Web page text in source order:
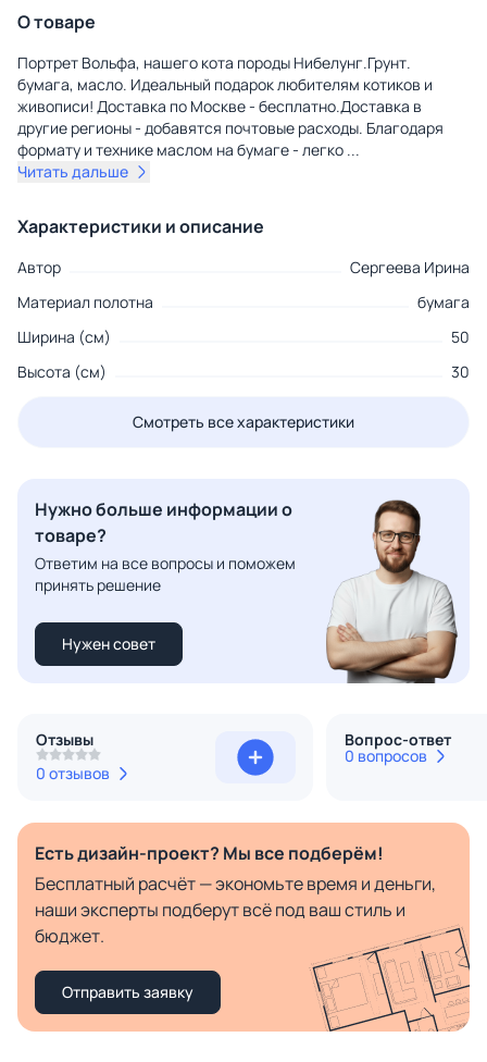
О товаре
Портрет Вольфа, нашего кота породы Нибелунг.Грунт.
бумага, масло. Идеальный подарок любителям котиков и
живописи! Доставка по Москве - бесплатно.Доставка в
другие регионы - добавятся почтовые расходы. Благодаря
формату и технике маслом на бумаге - легко ...
Читать дальше
Характеристики и описание
Автор
Сергеева Ирина
Материал полотна
бумага
Ширина (см)
50
Высота (см)
30
Смотреть все характеристики
Нужно больше информации о
товаре?
Ответим на все вопросы и поможем
принять решение
Нужен совет
Отзывы
0 отзывов
Вопрос-ответ
0 вопросов
Есть дизайн-проект? Мы все подберём!
Бесплатный расчёт — экономьте время и деньги,
наши эксперты подберут всё под ваш стиль и
бюджет.
Отправить заявку